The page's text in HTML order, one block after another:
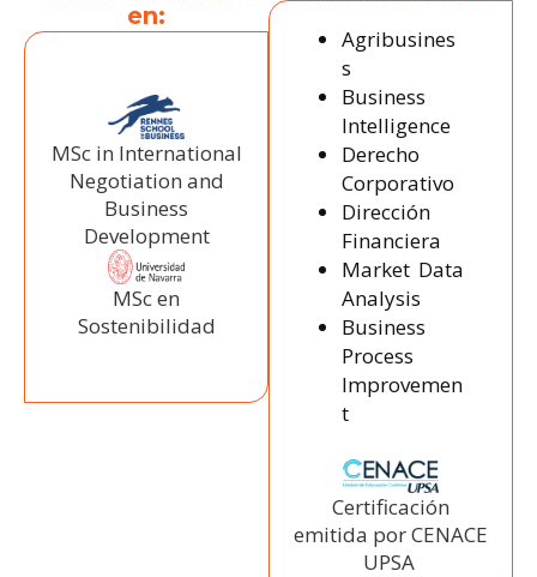
en:
MSc in International
Negotiation and
Business
Development
MSc en
Sostenibilidad
Agribusines
s
Business
Intelligence
Derecho
Corporativo
Dirección
Financiera
Market Data
Analysis
Business
Process
Improvemen
t
Certificación
emitida por CENACE
UPSA